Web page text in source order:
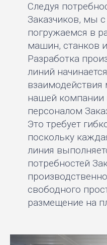
Следуя
Заказчиков, мы
погружаемся в
машин, станков
Разработка
линий
нашей компании
персоналом
Это требует
поскольку
линия
потребностей
свободного
размещение на